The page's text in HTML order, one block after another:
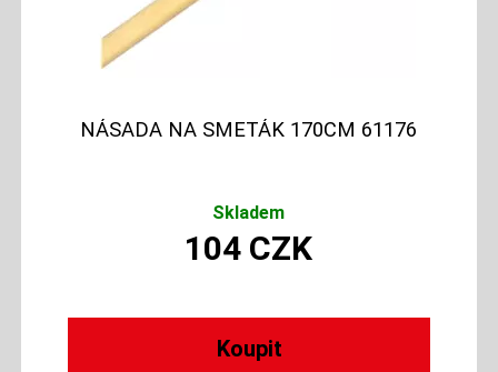
NÁSADA NA SMETÁK 170CM 61176
Skladem
104 CZK